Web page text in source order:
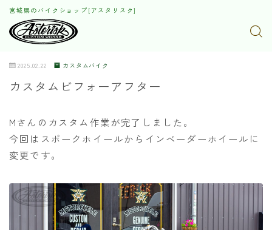
宮城県のバイクショップ[アスタリスク]
2025.02.22 カスタムバイク
カスタムビフォーアフター
Mさんのカスタム作業が完了しました。
今回はスポークホイールからインベーダーホイールに
変更です。